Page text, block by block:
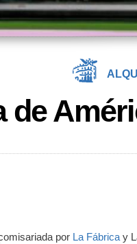
de
por La Fábrica y